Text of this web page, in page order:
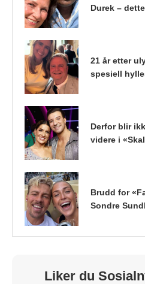
Durek –
21 år etter
spesiell
Derfor blir
videre i
Brudd for
Sondre
Liker du